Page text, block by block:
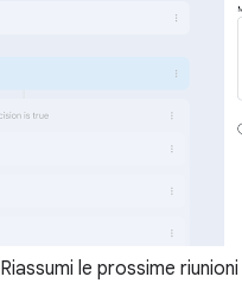
Riassumi le prossime